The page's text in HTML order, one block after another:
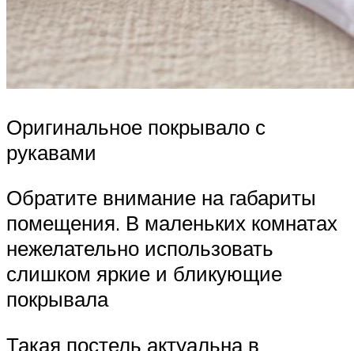
Оригинальное покрывало с
рукавами
Обратите внимание на габариты
помещения. В маленьких комнатах
нежелательно использовать
слишком яркие и бликующие
покрывала
Такая постель актуальна в